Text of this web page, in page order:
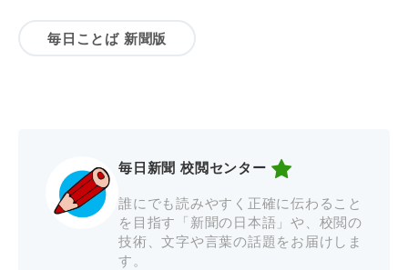
毎日ことば 新聞版
毎日新聞 校閲センター
誰にでも読みやすく正確に伝わること
を目指す「新聞の日本語」や、校閲の
技術、文字や言葉の話題をお届けしま
す。